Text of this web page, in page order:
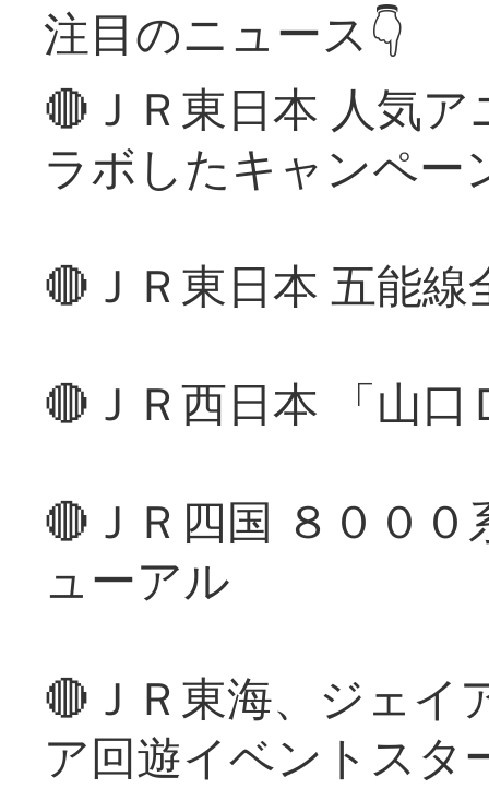
注目のニュース👇
🔴ＪＲ東日本 人気
ラボしたキャンペー
🔴ＪＲ東日本 五能
🔴ＪＲ西日本 「山
🔴ＪＲ四国 ８００
ューアル
🔴ＪＲ東海、ジェイ
ア回遊イベントスタ